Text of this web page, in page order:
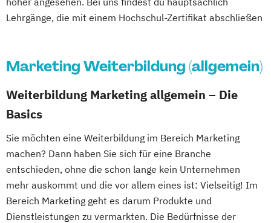
Lehrgänge, die mit einem Hochschul-Zertifikat abschließen
Marketing Weiterbildung (allgemein)
Weiterbildung Marketing allgemein – Die
Basics
Sie möchten eine Weiterbildung im Bereich Marketing
machen? Dann haben Sie sich für eine Branche
entschieden, ohne die schon lange kein Unternehmen
mehr auskommt und die vor allem eines ist: Vielseitig! Im
Bereich Marketing geht es darum Produkte und
Dienstleistungen zu vermarkten. Die Bedürfnisse der